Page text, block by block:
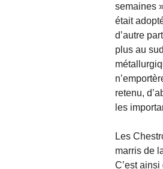
semaines
était
d’autre
plus au
retenu,
les
Les
marris de
C’est